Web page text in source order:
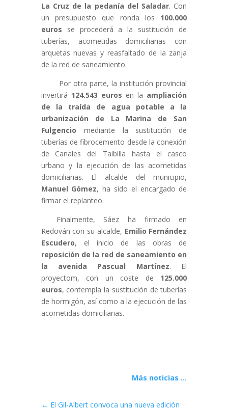
La Cruz de la pedanía del Saladar. Con
un presupuesto que ronda los 100.000
euros se procederá a la sustitución de
tuberías, acometidas domiciliarias con
arquetas nuevas y reasfaltado de la zanja
de la red de saneamiento.
Por otra parte, la institución provincial
invertirá 124.543 euros en la ampliación
de la traída de agua potable a la
urbanización de La Marina de San
Fulgencio mediante la sustitución de
tuberías de fibrocemento desde la conexión
de Canales del Taibilla hasta el casco
urbano y la ejecución de las acometidas
domiciliarias. El alcalde del municipio,
Manuel Gómez, ha sido el encargado de
firmar el replanteo.
Finalmente, Sáez ha firmado en
Redován con su alcalde, Emilio Fernández
Escudero, el inicio de las obras de
reposición de la red de saneamiento en
la avenida Pascual Martínez. El
proyectom, con un coste de 125.000
euros, contempla la sustitución de tuberías
de hormigón, así como a la ejecución de las
acometidas domiciliarias.
Más noticias ...
← El Gil-Albert convoca una nueva edición